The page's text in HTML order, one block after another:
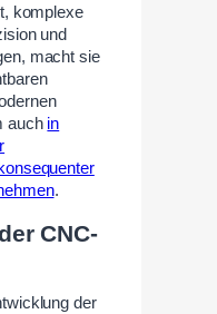
komplexe
und
macht sie
auch in
konsequenter
.
CNC-
der